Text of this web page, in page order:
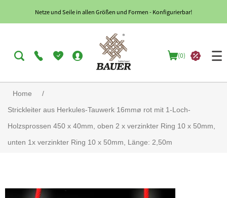
Netze und Seile in allen Größen und Formen - Konfigurierbar!
(0)
Home
/
Strickleiter aus Herkules-Tauwerk 16mmø rot mit 1-Loch-
Holzsprossen 450 x 40mm, oben 2 x verzinkter Ring 10 x 50mm,
unten 1x verzinkter Ring 10 x 50mm, Länge: 2,50m